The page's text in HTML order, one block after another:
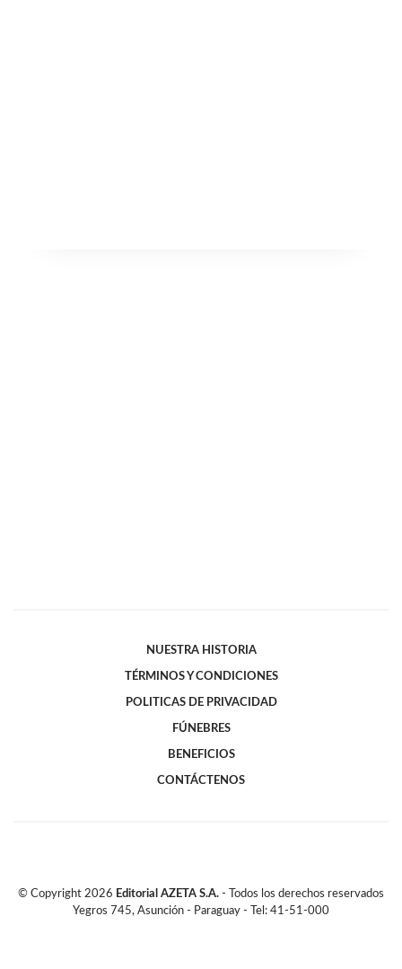
NUESTRA HISTORIA
TÉRMINOS Y CONDICIONES
POLITICAS DE PRIVACIDAD
FÚNEBRES
BENEFICIOS
CONTÁCTENOS
© Copyright 2026 Editorial AZETA S.A. - Todos los derechos reservados
Yegros 745, Asunción - Paraguay - Tel: 41-51-000